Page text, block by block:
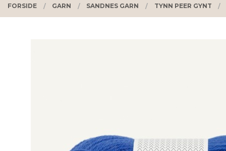
FORSIDE GARN SANDNES GARN TYNN PEER GYNT